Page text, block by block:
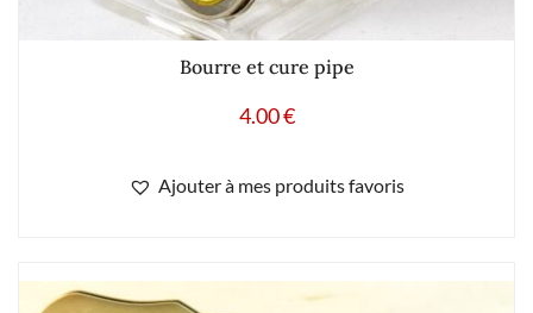
Bourre et cure pipe
4.00€
Ajouter à mes produits favoris